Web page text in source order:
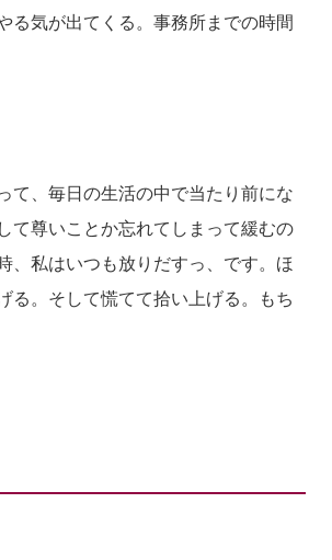
る気が出てくる。事務所までの時間
て、毎日の生活の中で当たり前にな
て尊いことか忘れてしまって緩むの
、私はいつも放りだすっ、です。ほ
る。そして慌てて拾い上げる。もち